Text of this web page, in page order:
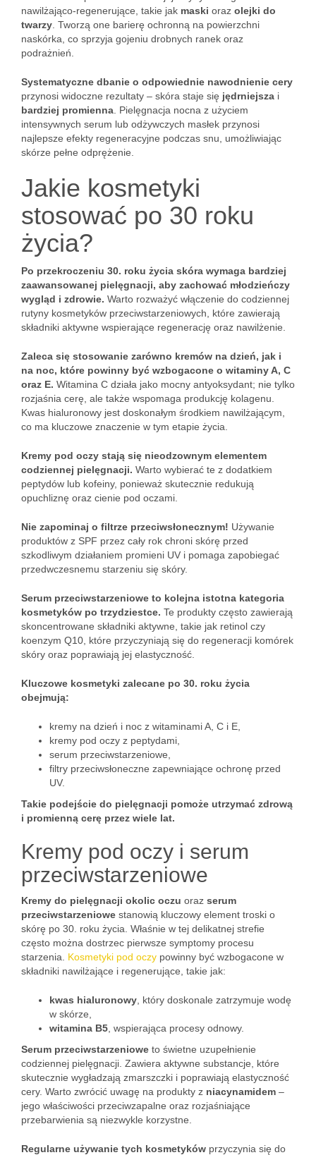
nawilżająco-regenerujące, takie jak maski oraz olejki do
twarzy . Tworzą one barierę ochronną na powierzchni
naskórka, co sprzyja gojeniu drobnych ranek oraz
podrażnień.
Systematyczne dbanie o odpowiednie nawodnienie cery
przynosi widoczne rezultaty – skóra staje się jędrniejsza i
bardziej promienna . Pielęgnacja nocna z użyciem
intensywnych serum lub odżywczych masłek przynosi
najlepsze efekty regeneracyjne podczas snu, umożliwiając
skórze pełne odprężenie.
Jakie kosmetyki
stosować po 30 roku
życia?
Po przekroczeniu 30. roku życia skóra wymaga bardziej
zaawansowanej pielęgnacji, aby zachować młodzieńczy
wygląd i zdrowie. Warto rozważyć włączenie do codziennej
rutyny kosmetyków przeciwstarzeniowych, które zawierają
składniki aktywne wspierające regenerację oraz nawilżenie.
Zaleca się stosowanie zarówno kremów na dzień, jak i
na noc, które powinny być wzbogacone o witaminy A, C
oraz E. Witamina C działa jako mocny antyoksydant; nie tylko
rozjaśnia cerę, ale także wspomaga produkcję kolagenu.
Kwas hialuronowy jest doskonałym środkiem nawilżającym,
co ma kluczowe znaczenie w tym etapie życia.
Kremy pod oczy stają się nieodzownym elementem
codziennej pielęgnacji. Warto wybierać te z dodatkiem
peptydów lub kofeiny, ponieważ skutecznie redukują
opuchliznę oraz cienie pod oczami.
Nie zapominaj o filtrze przeciwsłonecznym! Używanie
produktów z SPF przez cały rok chroni skórę przed
szkodliwym działaniem promieni UV i pomaga zapobiegać
przedwczesnemu starzeniu się skóry.
Serum przeciwstarzeniowe to kolejna istotna kategoria
kosmetyków po trzydziestce. Te produkty często zawierają
skoncentrowane składniki aktywne, takie jak retinol czy
koenzym Q10, które przyczyniają się do regeneracji komórek
skóry oraz poprawiają jej elastyczność.
Kluczowe kosmetyki zalecane po 30. roku życia
obejmują:
kremy na dzień i noc z witaminami A, C i E,
kremy pod oczy z peptydami,
serum przeciwstarzeniowe,
filtry przeciwsłoneczne zapewniające ochronę przed
UV.
Takie podejście do pielęgnacji pomoże utrzymać zdrową
i promienną cerę przez wiele lat.
Kremy pod oczy i serum
przeciwstarzeniowe
Kremy do pielęgnacji okolic oczu oraz serum
przeciwstarzeniowe stanowią kluczowy element troski o
skórę po 30. roku życia. Właśnie w tej delikatnej strefie
często można dostrzec pierwsze symptomy procesu
starzenia. Kosmetyki pod oczy powinny być wzbogacone w
składniki nawilżające i regenerujące, takie jak:
kwas hialuronowy , który doskonale zatrzymuje wodę
w skórze,
witamina B5 , wspierająca procesy odnowy.
Serum przeciwstarzeniowe to świetne uzupełnienie
codziennej pielęgnacji. Zawiera aktywne substancje, które
skutecznie wygładzają zmarszczki i poprawiają elastyczność
cery. Warto zwrócić uwagę na produkty z niacynamidem –
jego właściwości przeciwzapalne oraz rozjaśniające
przebarwienia są niezwykle korzystne.
Regularne używanie tych kosmetyków przyczynia się do